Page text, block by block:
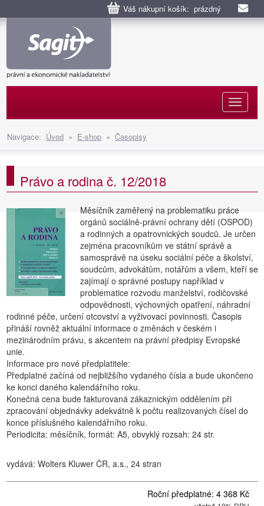
Váš nákupní košík: prázdný
Navigace: Úvod » E-shop » Časopisy
Právo a rodina č. 12/2018
Měsíčník zaměřený na problematiku práce
orgánů sociálně-právní ochrany dětí (OSPOD)
a rodinných a opatrovnických soudců. Je určen
zejména pracovníkům ve státní správě a
samosprávě na úseku sociální péče a školství,
soudcům, advokátům, notářům a všem, kteří se
zajímají o správné postupy například v
problematice rozvodu manželství, rodičovské
odpovědnosti, výchovných opatření, náhradní
rodinné péče, určení otcovství a vyživovací povinnosti. Časopis
přináší rovněž aktuální informace o změnách v českém i
mezinárodním právu, s akcentem na právní předpisy Evropské
unie.
Informace pro nové předplatitele:
Předplatné začíná od nejbližšího vydaného čísla a bude ukončeno
ke konci daného kalendářního roku.
Konečná cena bude fakturovaná zákaznickým oddělením při
zpracování objednávky adekvátně k počtu realizovaných čísel do
konce příslušného kalendářního roku.
Periodicita: měsíčník, formát: A5, obvyklý rozsah: 24 str.
vydává: Wolters Kluwer ČR, a.s., 24 stran
Roční předplatné: 4 368 Kč